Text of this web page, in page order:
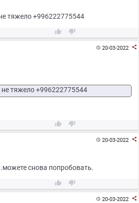
тяжело +996222775544
 
20-03-2022 
тяжело +996222775544
 
20-03-2022 
снова попробовать.
 
20-03-2022 